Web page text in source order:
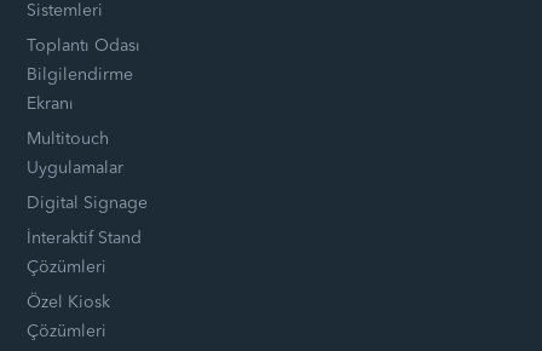
Sistemleri
Toplantı Odası
Bilgilendirme
Ekranı
Multitouch
Uygulamalar
Digital Signage
İnteraktif Stand
Çözümleri
Özel Kiosk
Çözümleri